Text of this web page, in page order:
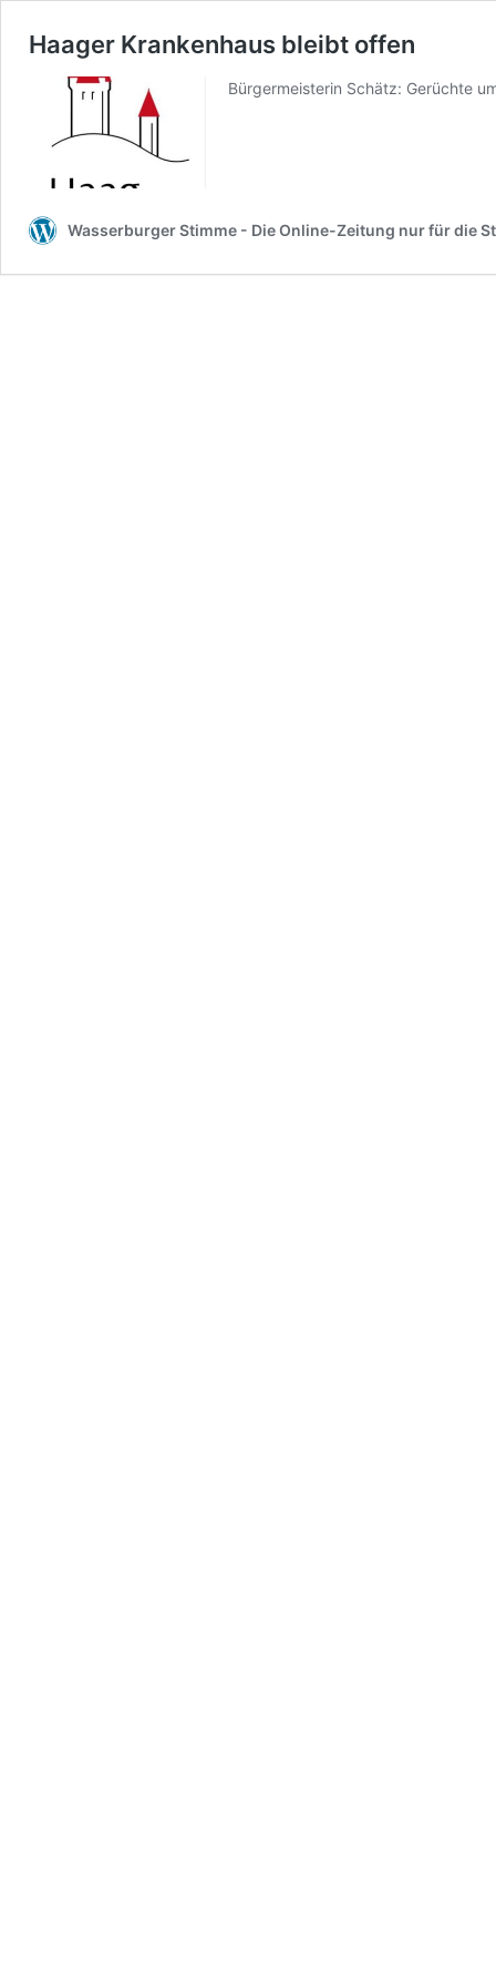
Haager Krankenhaus bleibt offen
Bürgermeisterin Schätz: Gerüchte
Wasserburger Stimme - Die Online-Zeitung nur für die